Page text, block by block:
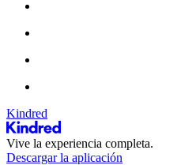
Kindred
Vive la experiencia completa.
Descargar la aplicación